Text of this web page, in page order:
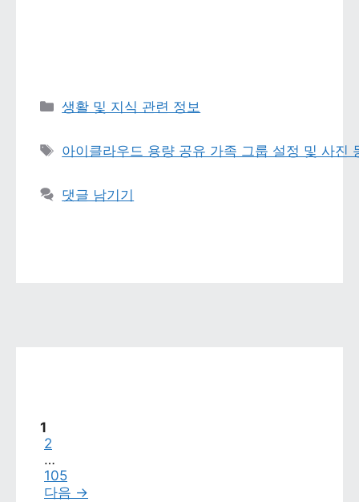
카테고리
생활 및 지식 관련 정보
태그
아이클라우드 용량 공유 가족 그룹 설정 및 사진
댓글 남기기
페이지
1
페이지
2
…
페이지
105
다음 →